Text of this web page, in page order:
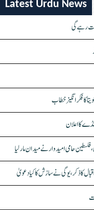
Latest Urdu News
کا فکر انگیز خطاب
کا اعلان
حامی امیدوار نے میدان مار لیا
کا ذکر، یوگی نے سازش کا کیا دعویٰ